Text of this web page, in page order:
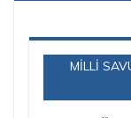
MİLLİ